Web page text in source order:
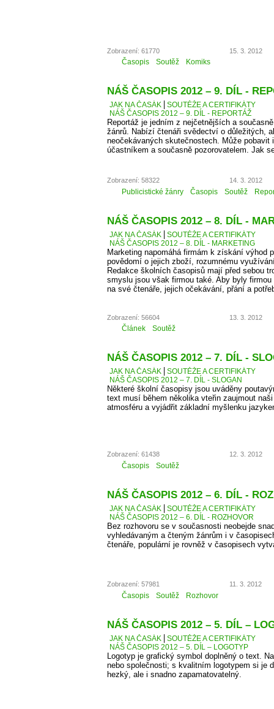
Zobrazení: 61770 15. 3. 2012
Časopis Soutěž Komiks
NÁŠ ČASOPIS 2012 – 9. DÍL -
JAK NA ČASÁK
SOUTĚŽE A CERTIFIKÁTY
NÁŠ ČASOPIS 2012 – 9. DÍL - REPORTÁŽ
Reportáž je jedním z nejčetnějších a
žánrů. Nabízí čtenáři svědectví o důležitých,
neočekávaných skutečnostech. Může pobavit
účastníkem a současně pozorovatelem. Jak
Zobrazení: 58322 14. 3. 2012
Publicistické žánry Časopis Soutěž
NÁŠ ČASOPIS 2012 – 8. DÍL -
JAK NA ČASÁK
SOUTĚŽE A CERTIFIKÁTY
NÁŠ ČASOPIS 2012 – 8. DÍL - MARKETING
Marketing napomáhá firmám k získání výhod
povědomí o jejich zboží, rozumnému
Redakce školních časopisů mají před sebou
smyslu jsou však firmou také. Aby byly
na své čtenáře, jejich očekávání, přání a
Zobrazení: 56604 13. 3. 2012
Článek Soutěž
NÁŠ ČASOPIS 2012 – 7. DÍL -
JAK NA ČASÁK
SOUTĚŽE A CERTIFIKÁTY
NÁŠ ČASOPIS 2012 – 7. DÍL - SLOGAN
Některé školní časopisy jsou uváděny
text musí během několika vteřin zaujmout
atmosféru a vyjádřit základní myšlenku
Zobrazení: 61438 12. 3. 2012
Časopis Soutěž
NÁŠ ČASOPIS 2012 – 6. DÍL -
JAK NA ČASÁK
SOUTĚŽE A CERTIFIKÁTY
NÁŠ ČASOPIS 2012 – 6. DÍL - ROZHOVOR
Bez rozhovoru se v současnosti neobejde
vyhledávaným a čteným žánrům i v
čtenáře, populární je rovněž v časopisech
Zobrazení: 57981 11. 3. 2012
Časopis Soutěž Rozhovor
NÁŠ ČASOPIS 2012 – 5. DÍL –
JAK NA ČASÁK
SOUTĚŽE A CERTIFIKÁTY
NÁŠ ČASOPIS 2012 – 5. DÍL – LOGOTYP
Logotyp je grafický symbol doplněný o text.
nebo společnosti; s kvalitním logotypem si je
hezký, ale i snadno zapamatovatelný.